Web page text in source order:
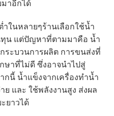
าอีกได้
ในหลายๆร้านเลือกใช้น้ำ
ทุน แต่ปัญหาที่ตามมาคือ น้ำ
ระบวนการผลิต การขนส่งที่
ษาที่ไม่ดี ซึ่งอาจนำไปสู่
นี้ น้ำแข็งจากเครื่องทำน้ำ
และ ใช้พลังงานสูง ส่งผล
ยาวได้